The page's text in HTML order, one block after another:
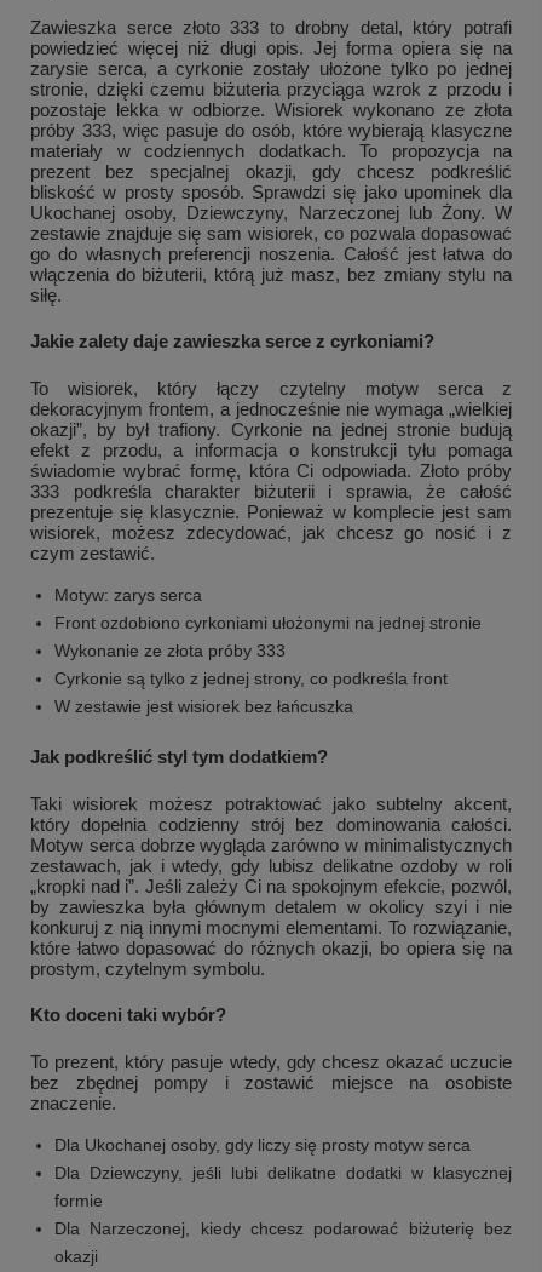
Zawieszka serce złoto 333 to drobny detal, który potrafi
powiedzieć więcej niż długi opis. Jej forma opiera się na
zarysie serca, a cyrkonie zostały ułożone tylko po jednej
stronie, dzięki czemu biżuteria przyciąga wzrok z przodu i
pozostaje lekka w odbiorze. Wisiorek wykonano ze złota
próby 333, więc pasuje do osób, które wybierają klasyczne
materiały w codziennych dodatkach. To propozycja na
prezent bez specjalnej okazji, gdy chcesz podkreślić
bliskość w prosty sposób. Sprawdzi się jako upominek dla
Ukochanej osoby, Dziewczyny, Narzeczonej lub Żony. W
zestawie znajduje się sam wisiorek, co pozwala dopasować
go do własnych preferencji noszenia. Całość jest łatwa do
włączenia do biżuterii, którą już masz, bez zmiany stylu na
siłę.
Jakie zalety daje zawieszka serce z cyrkoniami?
To wisiorek, który łączy czytelny motyw serca z
dekoracyjnym frontem, a jednocześnie nie wymaga „wielkiej
okazji”, by był trafiony. Cyrkonie na jednej stronie budują
efekt z przodu, a informacja o konstrukcji tyłu pomaga
świadomie wybrać formę, która Ci odpowiada. Złoto próby
333 podkreśla charakter biżuterii i sprawia, że całość
prezentuje się klasycznie. Ponieważ w komplecie jest sam
wisiorek, możesz zdecydować, jak chcesz go nosić i z
czym zestawić.
Motyw: zarys serca
Front ozdobiono cyrkoniami ułożonymi na jednej stronie
Wykonanie ze złota próby 333
Cyrkonie są tylko z jednej strony, co podkreśla front
W zestawie jest wisiorek bez łańcuszka
Jak podkreślić styl tym dodatkiem?
Taki wisiorek możesz potraktować jako subtelny akcent,
który dopełnia codzienny strój bez dominowania całości.
Motyw serca dobrze wygląda zarówno w minimalistycznych
zestawach, jak i wtedy, gdy lubisz delikatne ozdoby w roli
„kropki nad i”. Jeśli zależy Ci na spokojnym efekcie, pozwól,
by zawieszka była głównym detalem w okolicy szyi i nie
konkuruj z nią innymi mocnymi elementami. To rozwiązanie,
które łatwo dopasować do różnych okazji, bo opiera się na
prostym, czytelnym symbolu.
Kto doceni taki wybór?
To prezent, który pasuje wtedy, gdy chcesz okazać uczucie
bez zbędnej pompy i zostawić miejsce na osobiste
znaczenie.
Dla Ukochanej osoby, gdy liczy się prosty motyw serca
Dla Dziewczyny, jeśli lubi delikatne dodatki w klasycznej
formie
Dla Narzeczonej, kiedy chcesz podarować biżuterię bez
okazji